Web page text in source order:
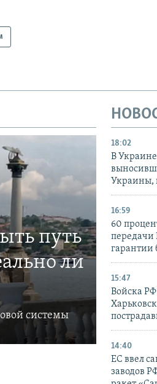
путь
ли
системы
18:02
В
Украины,
16:59
60
передачи
гарантии
15:47
Войска
14:40
ЕС ввел
заводов